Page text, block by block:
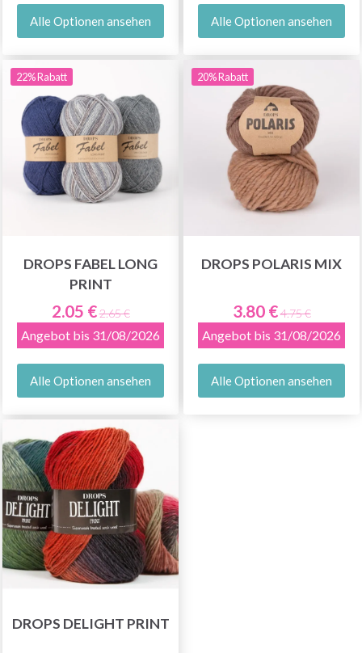
Alle Optionen ansehen Alle Optionen ansehen
22% Rabatt
DROPS FABEL LONG
PRINT
2.05 €2.65 €
Angebot bis 31/08/2026
Alle Optionen ansehen
20% Rabatt
DROPS POLARIS MIX
3.80 €4.75 €
Angebot bis 31/08/2026
Alle Optionen ansehen
DROPS DELIGHT PRINT